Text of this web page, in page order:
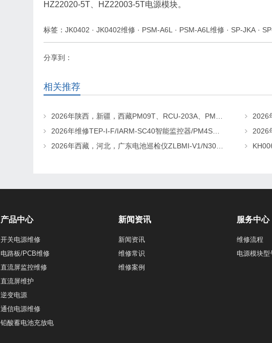
HZ22020-5T、HZ22003-5T电源模块。
标签： JK0402 · JK0402维修 · PSM-A6L · PSM-A6L维修 · SP-JKA ·
分享到：
相关推荐
产品中心
开关电源维修
电路板/PCB维修
直流屏监控维修
直流屏维护
逆变电源
通信电源维修
铅酸蓄电池充放电
新闻资讯
新闻资讯
维修常识
维修案例
服务中心
维修流程
电源模块型